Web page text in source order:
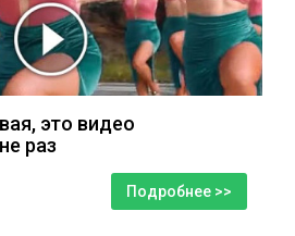
это видео
раз
Подробнее >>